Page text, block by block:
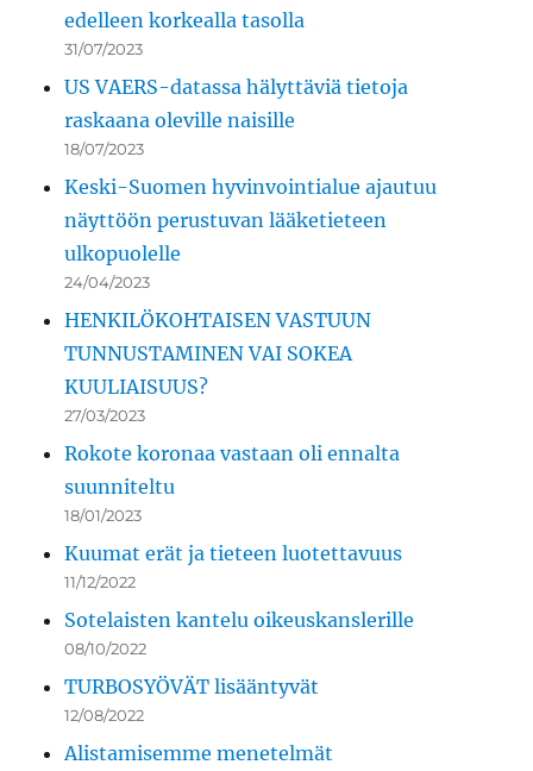
edelleen korkealla tasolla
31/07/2023
US VAERS-datassa hälyttäviä tietoja
raskaana oleville naisille
18/07/2023
Keski-Suomen hyvinvointialue ajautuu
näyttöön perustuvan lääketieteen
ulkopuolelle
24/04/2023
HENKILÖKOHTAISEN VASTUUN
TUNNUSTAMINEN VAI SOKEA
KUULIAISUUS?
27/03/2023
Rokote koronaa vastaan oli ennalta
suunniteltu
18/01/2023
Kuumat erät ja tieteen luotettavuus
11/12/2022
Sotelaisten kantelu oikeuskanslerille
08/10/2022
TURBOSYÖVÄT lisääntyvät
12/08/2022
Alistamisemme menetelmät